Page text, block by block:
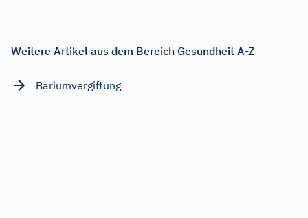
Weitere Artikel aus dem Bereich Gesundheit A-Z
Bariumvergiftung